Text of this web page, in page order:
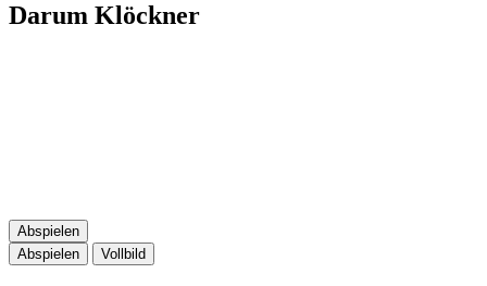
Darum Klöckner
Abspielen
Abspielen
Vollbild